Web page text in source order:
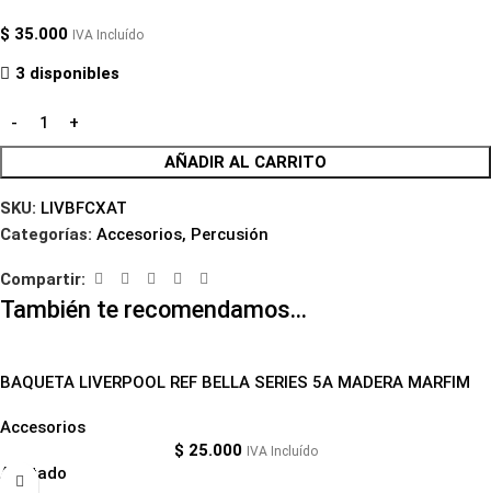
$ 35.000 IVA Incluído
3 disponibles
AÑADIR AL CARRITO
SKU: LIVBFCXAT
Categorías: Accesorios, Percusión
Compartir:
También te recomendamos…
BAQUETA LIVERPOOL REF BELLA SERIES 5A MADERA MARFIM
Accesorios
$ 25.000 IVA Incluído
Agotado